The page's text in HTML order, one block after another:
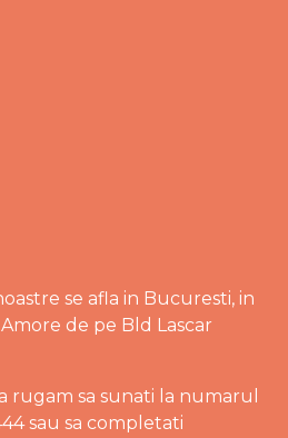
se afla in Bucuresti, in
de pe Bld Lascar
rugam sa sunati la numarul
sau sa completati